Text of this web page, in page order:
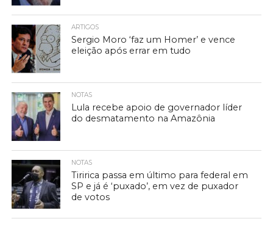
ARTIGOS
Sergio Moro ‘faz um Homer’ e vence
eleição após errar em tudo
NOTAS
Lula recebe apoio de governador líder
do desmatamento na Amazônia
NOTAS
Tiririca passa em último para federal em
SP e já é ‘puxado’, em vez de puxador
de votos